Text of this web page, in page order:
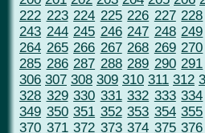
222 223 224 225 226 227 228
243 244 245 246 247 248 249
264 265 266 267 268 269 270
285 286 287 288 289 290 291
306 307 308 309 310 311 312
328 329 330 331 332 333 334
349 350 351 352 353 354 355
370 371 372 373 374 375 376